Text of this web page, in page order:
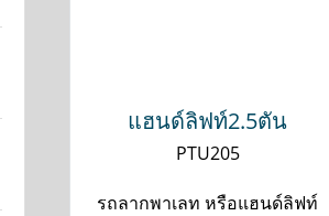
แฮนด์ลิฟท์2.5ตัน
PTU205
รถลากพาเลท หรือแฮนด์ลิฟท์